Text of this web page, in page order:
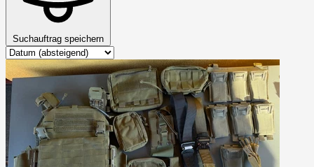
Suchauftrag speichern